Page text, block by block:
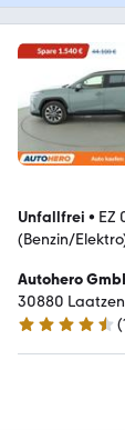
Unfallfrei • EZ
(Benzin/
Autohero
30880 Laatzen
4.7 Sterne
(